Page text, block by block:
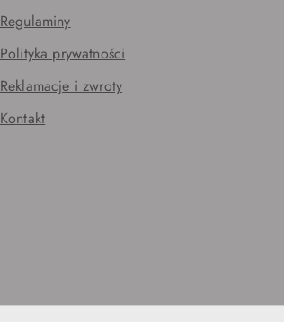
Regulaminy
Polityka prywatności
Reklamacje i zwroty
Kontakt